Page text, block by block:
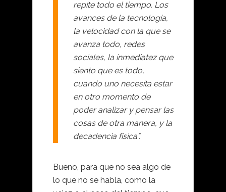
repite todo el tiempo. Los
avances de la tecnología,
la velocidad con la que se
avanza todo, redes
sociales, la inmediatez que
siento que es todo,
cuando uno necesita estar
en otro momento de
poder analizar y pensar las
cosas de otra manera, y la
decadencia física”.
Bueno, para que no sea algo de
lo que no se habla, como la